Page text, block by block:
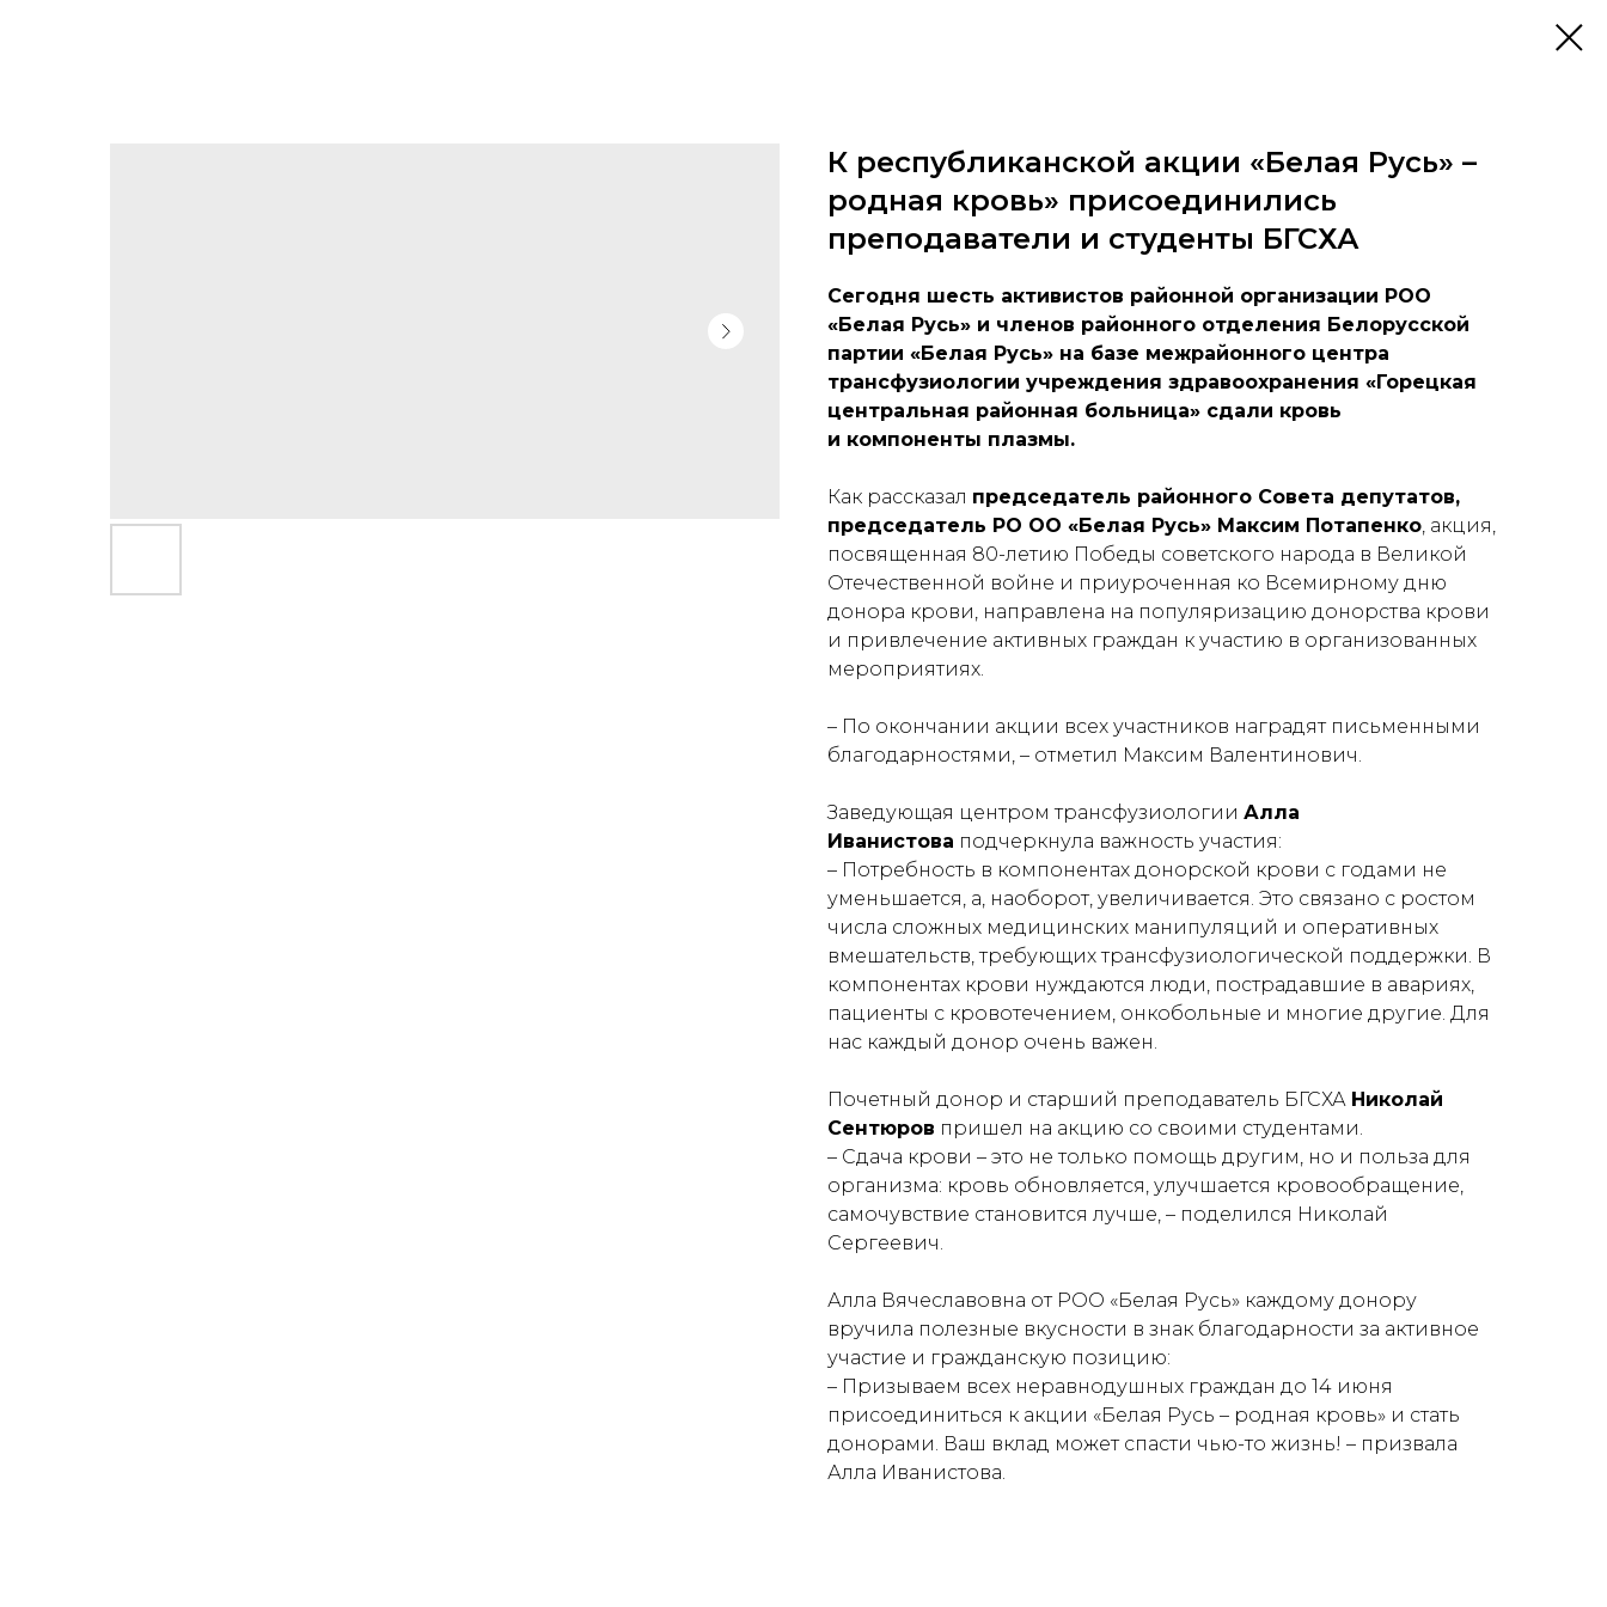
К республиканской акции «Белая Русь» –
родная кровь» присоединились
преподаватели и студенты БГСХА
Сегодня шесть активистов районной организации РОО
«Белая Русь» и членов районного отделения Белорусской
партии «Белая Русь» на базе межрайонного центра
трансфузиологии учреждения здравоохранения «Горецкая
центральная районная больница» сдали кровь
и компоненты плазмы.
Как рассказал председатель районного Совета депутатов,
председатель РО ОО «Белая Русь» Максим Потапенко, акция,
посвященная 80-летию Победы советского народа в Великой
Отечественной войне и приуроченная ко Всемирному дню
донора крови, направлена на популяризацию донорства крови
и привлечение активных граждан к участию в организованных
мероприятиях.
– По окончании акции всех участников наградят письменными
благодарностями, – отметил Максим Валентинович.
Заведующая центром трансфузиологии Алла
Иванистова подчеркнула важность участия:
– Потребность в компонентах донорской крови с годами не
уменьшается, а, наоборот, увеличивается. Это связано с ростом
числа сложных медицинских манипуляций и оперативных
вмешательств, требующих трансфузиологической поддержки. В
компонентах крови нуждаются люди, пострадавшие в авариях,
пациенты с кровотечением, онкобольные и многие другие. Для
нас каждый донор очень важен.
Почетный донор и старший преподаватель БГСХА Николай
Сентюров пришел на акцию со своими студентами.
– Сдача крови – это не только помощь другим, но и польза для
организма: кровь обновляется, улучшается кровообращение,
самочувствие становится лучше, – поделился Николай
Сергеевич.
Алла Вячеславовна от РОО «Белая Русь» каждому донору
вручила полезные вкусности в знак благодарности за активное
участие и гражданскую позицию:
– Призываем всех неравнодушных граждан до 14 июня
присоединиться к акции «Белая Русь – родная кровь» и стать
донорами. Ваш вклад может спасти чью-то жизнь! – призвала
Алла Иванистова.